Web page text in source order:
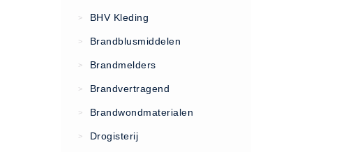
Inspectiecentrale
Ons Team
Nieuws
Contact
> BHV Kleding
> Brandblusmiddelen
> Brandmelders
> Brandvertragend
> Brandwondmaterialen
> Drogisterij